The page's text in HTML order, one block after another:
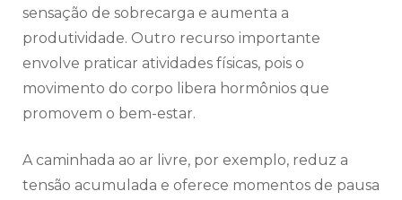
sensação de sobrecarga e aumenta a
produtividade. Outro recurso importante
envolve praticar atividades físicas, pois o
movimento do corpo libera hormônios que
promovem o bem-estar.
A caminhada ao ar livre, por exemplo, reduz a
tensão acumulada e oferece momentos de pausa